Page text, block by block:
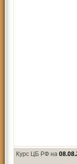
Курс ЦБ РФ на